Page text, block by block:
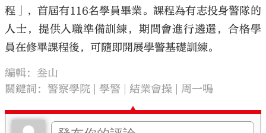
程」，首屆有116名學員畢業。課程為有志投身警隊的
人士，提供入職準備訓練，期間會進行遴選，合格學
員在修畢課程後，可隨即開展學警基礎訓練。
編輯：叁山
關鍵詞： 警察學院 學警 結業會操 周一鳴